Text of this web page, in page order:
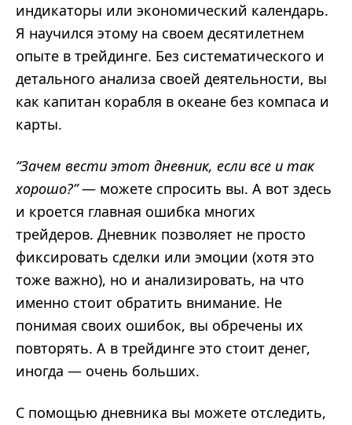
индикаторы или экономический календарь.
Я научился этому на своем десятилетнем
опыте в трейдинге. Без систематического и
детального анализа своей деятельности, вы
как капитан корабля в океане без компаса и
карты.
“Зачем вести этот дневник, если все и так
хорошо?”— можете спросить вы. А вот здесь
и кроется главная ошибка многих
трейдеров. Дневник позволяет не просто
фиксировать сделки или эмоции (хотя это
тоже важно), но и анализировать, на что
именно стоит обратить внимание. Не
понимая своих ошибок, вы обречены их
повторять. А в трейдинге это стоит денег,
иногда — очень больших.
С помощью дневника вы можете отследить,